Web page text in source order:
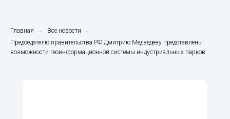
Главная → Все новости →
Председателю правительства РФ Дмитрию Медведеву представлены
возможности геоинформационной системы индустриальных парков